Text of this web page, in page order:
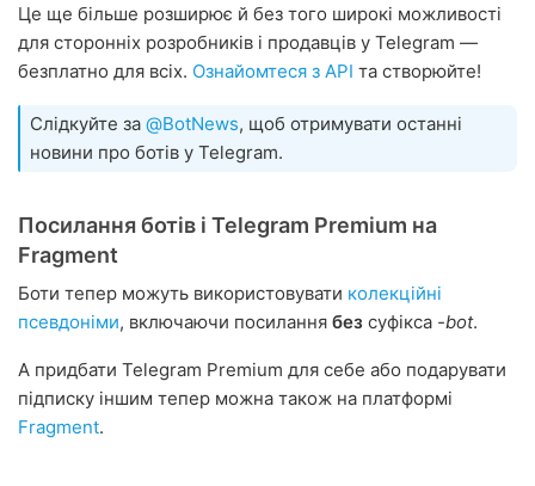
Це ще більше розширює й без того широкі можливості
для сторонніх розробників і продавців у Telegram —
безплатно для всіх. Ознайомтеся з API та створюйте!
Слідкуйте за @BotNews, щоб отримувати останні
новини про ботів у Telegram.
Посилання ботів і Telegram Premium на
Fragment
Боти тепер можуть використовувати колекційні
псевдоніми, включаючи посилання без суфікса -bot.
А придбати Telegram Premium для себе або подарувати
підписку іншим тепер можна також на платформі
Fragment.